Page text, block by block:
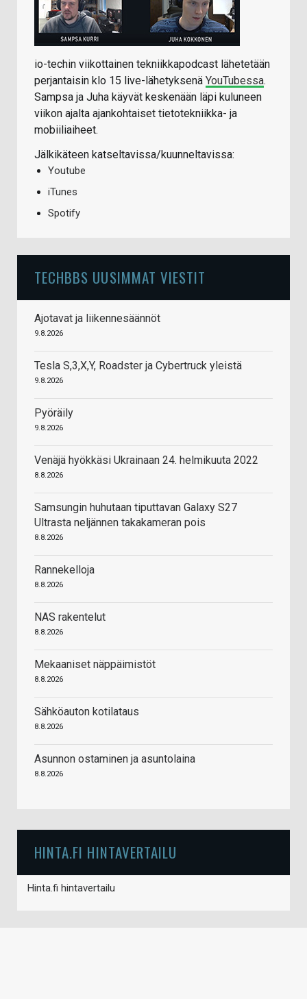
io-techin viikottainen tekniikkapodcast lähetetään
perjantaisin klo 15 live-lähetyksenä YouTubessa.
Sampsa ja Juha käyvät keskenään läpi kuluneen
viikon ajalta ajankohtaiset tietotekniikka- ja
mobiiliaiheet.
Jälkikäteen katseltavissa/kuunneltavissa:
Youtube
iTunes
Spotify
TECHBBS UUSIMMAT VIESTIT
Ajotavat ja liikennesäännöt
9.8.2026
Tesla S,3,X,Y, Roadster ja Cybertruck yleistä
9.8.2026
Pyöräily
9.8.2026
Venäjä hyökkäsi Ukrainaan 24. helmikuuta 2022
8.8.2026
Samsungin huhutaan tiputtavan Galaxy S27
Ultrasta neljännen takakameran pois
8.8.2026
Rannekelloja
8.8.2026
NAS rakentelut
8.8.2026
Mekaaniset näppäimistöt
8.8.2026
Sähköauton kotilataus
8.8.2026
Asunnon ostaminen ja asuntolaina
8.8.2026
HINTA.FI HINTAVERTAILU
Hinta.fi hintavertailu